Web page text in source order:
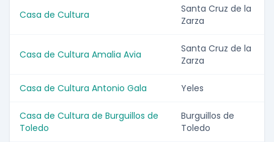
Casa de Cultura
Santa Cruz de la
Zarza
Casa de Cultura Amalia Avia
Santa Cruz de la
Zarza
Casa de Cultura Antonio Gala Yeles
Casa de Cultura de Burguillos de
Toledo
Burguillos de
Toledo